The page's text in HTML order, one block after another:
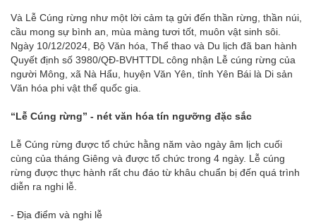
Và Lễ Cúng rừng như một lời cảm tạ gửi đến thần rừng, thần núi,
cầu mong sự bình an, mùa màng tươi tốt, muôn vật sinh sôi.
Ngày 10/12/2024, Bộ Văn hóa, Thể thao và Du lịch đã ban hành
Quyết định số 3980/QĐ-BVHTTDL công nhận Lễ cúng rừng của
người Mông, xã Nà Hẩu, huyện Văn Yên, tỉnh Yên Bái là Di sản
Văn hóa phi vật thể quốc gia.
“Lễ Cúng rừng” - nét văn hóa tín ngưỡng đặc sắc
Lễ Cúng rừng được tổ chức hằng năm vào ngày âm lịch cuối
cùng của tháng Giêng và được tổ chức trong 4 ngày. Lễ cúng
rừng được thực hành rất chu đáo từ khâu chuẩn bị đến quá trình
diễn ra nghi lễ.
- Địa điểm và nghi lễ